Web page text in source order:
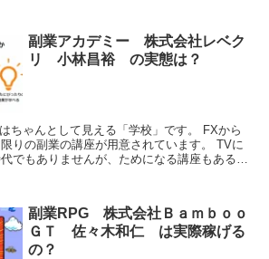
副業アカデミー 株式会社レベク
リ 小林昌裕 の実態は？
ちゃんとして見える「学校」です。 FXから
りの副業の講座が用意されています。 TVに
でもありませんが、ためになる講座もあるか
副業RPG 株式会社Ｂａｍｂｏｏ
ＧＴ 佐々木和仁 は実際稼げる
の？